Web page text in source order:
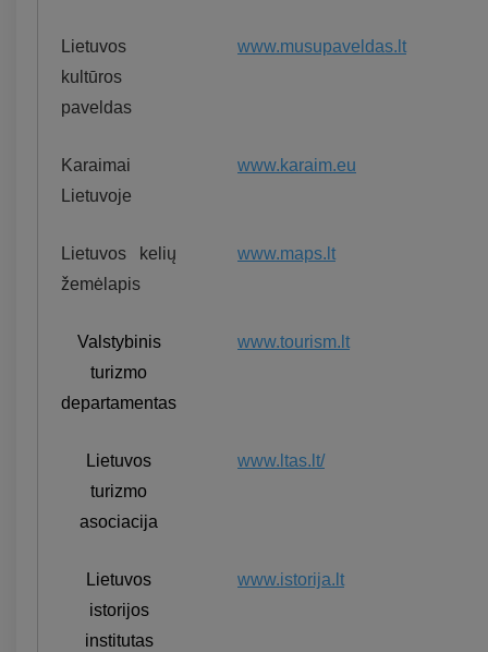
Lietuvos
kultūros
paveldas
www.musupaveldas.lt
Karaimai
Lietuvoje
www.karaim.eu
Lietuvos kelių
žemėlapis
www.maps.lt
Valstybinis
turizmo
departamentas
www.tourism.lt
Lietuvos
turizmo
asociacija
www.ltas.lt/
Lietuvos
istorijos
institutas
www.istorija.lt